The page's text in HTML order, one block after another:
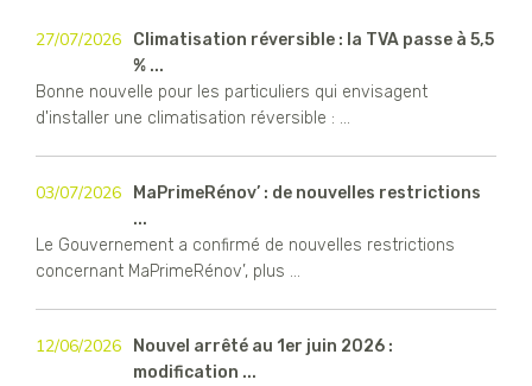
27/07/2026
Climatisation réversible : la TVA passe à 5,5
% ...
Bonne nouvelle pour les particuliers qui envisagent
d'installer une climatisation réversible : ...
03/07/2026
MaPrimeRénov’ : de nouvelles restrictions
...
Le Gouvernement a confirmé de nouvelles restrictions
concernant MaPrimeRénov’, plus ...
12/06/2026
Nouvel arrêté au 1er juin 2026 :
modification ...